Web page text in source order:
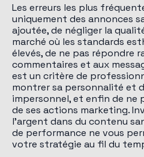
Les erreurs les plus
uniquement des annonces
ajoutée, de négliger la
marché où les standards
élevés, de ne pas répondre
commentaires et aux
est un critère de
montrer sa personnalité et
impersonnel, et enfin de ne
de ses actions marketing.
l'argent dans du contenu
de performance ne vous
votre stratégie au fil du